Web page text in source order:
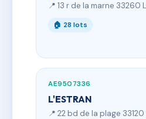
📍 13 r de la marne
🏠 28 lots
AE9507336
L'ESTRAN
📍 22 bd de la plage